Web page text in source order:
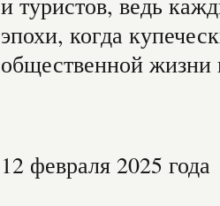
эпохи, когда
общественной жизни
12 февраля 2025 года